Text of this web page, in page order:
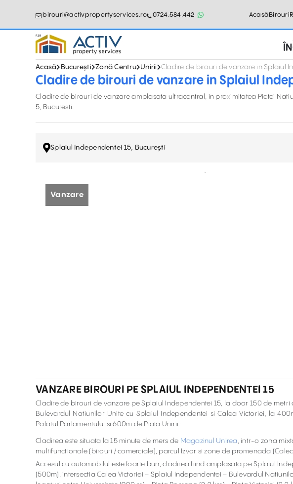
birouri@activpropertyservices.ro 0724.584.442 AcasăBirouri
Acasă București Zonă Centru Unirii Cladire de birouri de vanzare in Splaiul
Cladire de birouri de vanzare in Splaiul
Cladire de birouri de vanzare amplasata ultracentral, in proximitatea Pietei
5, Bucuresti.
Splaiul Independentei 15, București
Vanzare
VANZARE BIROURI PE SPLAIUL INDEPENDENTEI 15
Cladire de birouri de vanzare pe Splaiul Independentei 15, la doar 150 de
Bulevardul Natiunilor Unite cu Splaiul Independentei si Calea Victoriei, la
Palatul Parlamentului si 600m de Piata Unirii.
Cladirea este situata la 15 minute de mers de Magazinul Unirea, intr-o zona
multifunctionale (birouri / comerciale), parcul Izvor si zone de promenada
Accesul cu automobilul este foarte bun, cladirea fiind amplasata pe Splaiul
(500m), intersectia Calea Victoriei – Splaiul Independentei – Bulevardul